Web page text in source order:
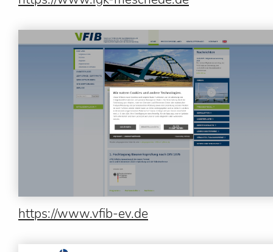
https://www.vfib-ev.de